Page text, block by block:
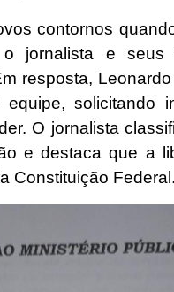
contornos
jornalista e seus
resposta,
solicitando
O jornalista
e destaca que a
Constituição Federal.